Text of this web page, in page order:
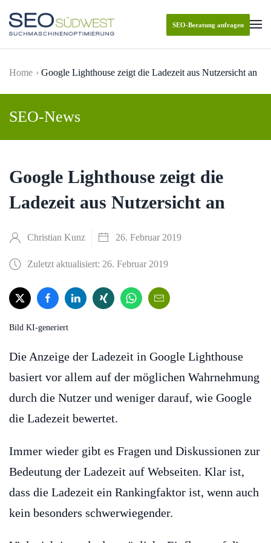
Skip to main content
SEO-Beratung anfragen
Home Google Lighthouse zeigt die Ladezeit aus Nutzersicht an
SEO-News
Google Lighthouse zeigt die
Ladezeit aus Nutzersicht an
Christian Kunz 26. Februar 2019
Zuletzt aktualisiert: 26. Februar 2019
Bild KI-generiert
Die Anzeige der Ladezeit in Google Lighthouse
basiert vor allem auf der möglichen Wahrnehmung
durch die Nutzer und weniger darauf, wie Google
die Ladezeit bewertet.
Immer wieder gibt es Fragen und Diskussionen zur
Bedeutung der Ladezeit auf Webseiten. Klar ist,
dass die Ladezeit ein Rankingfaktor ist, wenn auch
kein besonders schwerwiegender.